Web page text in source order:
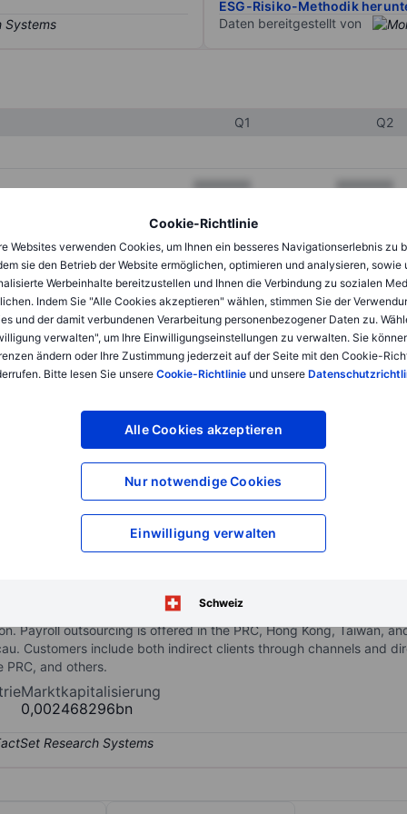
Cookie-Richtlinie
Websites verwenden Cookies, um Ihnen ein besseres Navigationserlebnis zu
sie den Betrieb der Website ermöglichen, optimieren und analysieren, sowie
Werbeinhalte bereitzustellen und Ihnen die Verbindung zu sozialen
Indem Sie "Alle Cookies akzeptieren" wählen, stimmen Sie der
und der damit verbundenen Verarbeitung personenbezogener Daten zu.
verwalten", um Ihre Einwilligungseinstellungen zu verwalten. Sie
ändern oder Ihre Zustimmung jederzeit auf der Seite mit den Cookie-
Bitte lesen Sie unsere Cookie-Richtlinieund unsere
Alle Cookies akzeptieren
Nur notwendige Cookies
Einwilligung verwalten
Schweiz
ESG-Risiko-Methodik
Daten bereitgestellt von
Q1 Q2
XXXXXXX XXXXXXX
XXXXXXX
XXXXXXX XXXXXXX
XXXXXXX XXXXXXX
XXXXXXX XXXXXXX
XXXXXXX
XXXXXXX
XXXXXXX
XXXXXXX
Konto eröffnenum Zugriff auf mehr
and employment services based in Hong Kong, serving
employment for branch offices; (ii) multinational companies
Payroll outsourcing is offered in the PRC, Hong Kong, Taiwan,
Customers include both indirect clients through channels and
PRC, and others.
Marktkapitalisierung
0,002468296bn